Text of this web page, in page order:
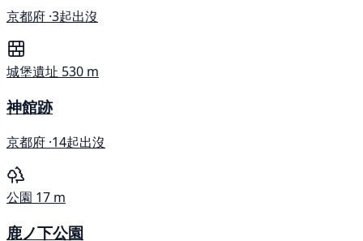
京都府 ·3起出沒
城堡遺址 530 m
神館跡
京都府 ·14起出沒
公園 17 m
鹿ノ下公園